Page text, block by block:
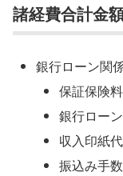
諸経費合計金
銀行ローン関
保証保険
銀行ロー
収入印紙
振込み手